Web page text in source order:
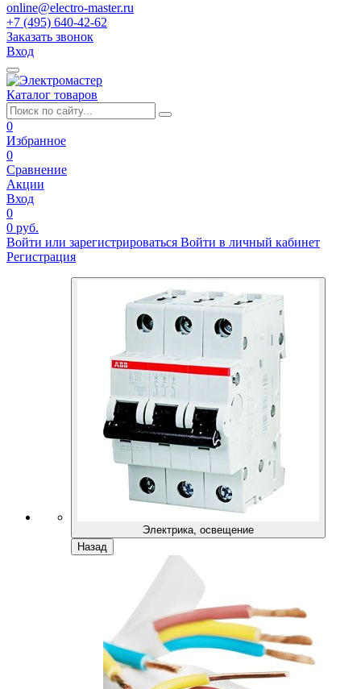
online@electro-master.ru
+7 (495) 640-42-62
Заказать звонок
Вход
Каталог товаров
0
Избранное
0
Сравнение
Акции
Вход
0
0 руб.
Войти или зарегистрироваться Войти в личный кабинет
Регистрация
Электрика, освещение
Назад